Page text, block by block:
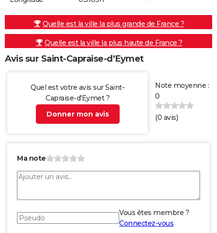
Quelle est la ville la plus grande de France ?
Quelle est la ville la plus haute de France ?
Avis sur Saint-Capraise-d'Eymet
Quel est votre avis sur Saint-
Capraise-d'Eymet ?
Donner mon avis
Note moyenne :
0
(0 avis)
Ma note
Vous êtes membre ?
Connectez-vous